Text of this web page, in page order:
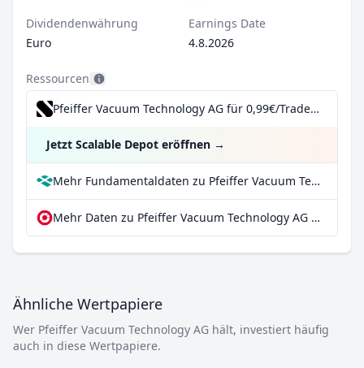
Dividendenwährung
Euro
Earnings Date
4.8.2026
Ressourcen
Pfeiffer Vacuum Technology AG für 0,99€/Trade inkl. Dividend Reinvestment Plan
Jetzt Scalable Depot eröffnen →
Mehr Fundamentaldaten zu Pfeiffer Vacuum Technology AG bei Parqet
Mehr Daten zu Pfeiffer Vacuum Technology AG bei extraETF
Ähnliche Wertpapiere
Wer Pfeiffer Vacuum Technology AG hält, investiert häufig
auch in diese Wertpapiere.